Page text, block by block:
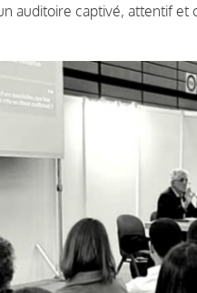
auditoire captivé, attentif et